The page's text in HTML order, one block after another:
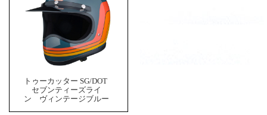
トゥーカッター SG/DOT
セブンティーズライ
ン ヴィンテージブルー